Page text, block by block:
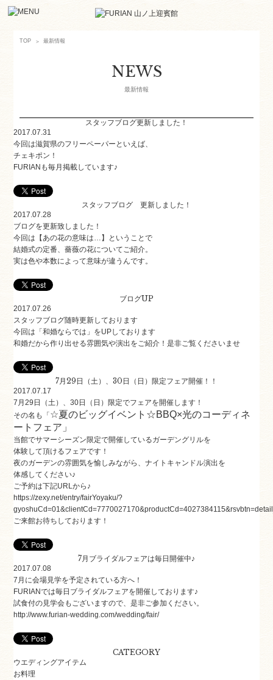
TOP 最新情報
NEWS
最新情報
スタッフブログ更新しました！
2017.07.31
今回は滋賀県のフリーペーパーといえば、
チェキポン！
FURIANも毎月掲載しています♪
スタッフブログ 更新しました！
2017.07.28
ブログを更新致しました！
今回は【あの花の意味は… 】ということで
結婚式の定番、薔薇の花についてご紹介。
実は色や本数によって意味が違うんです。
ブログUP
2017.07.26
スタッフブログ随時更新しております
今回は「和婚ならでは 」をUPしております
和婚だから作り出せる雰囲気や演出をご紹介！是非ご覧くださいませ
7月29日（土）、30日（日）限定フェア開催！！
2017.07.17
7月29日（土）、30日（日）限定でフェアを開催します！
その名も「 ☆夏のビッグイベント☆BBQ×光のコーディネ
ートフェア」
当館でサマーシーズン限定で開催しているガーデングリルを
体験して頂けるフェアです！
夜のガーデンの雰囲気を愉しみながら、ナイトキャンドル演出を
体感してください♪
ご予約は下記URLから♪
https://zexy.net/entry/fairYoyaku/?
ご来館お待ちしております！
7月ブライダルフェアは毎日開催中♪
2017.07.08
7月に会場見学を予定されている方へ！
FURIANでは毎日ブライダルフェアを開催しております♪
試食付の見学会もございますので、是非ご参加ください。
http://www.furian-wedding.com/wedding/fair/
CATEGORY
ウエディングアイテム
お料理